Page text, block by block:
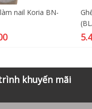
nail Koria BN-
khuyến mãi